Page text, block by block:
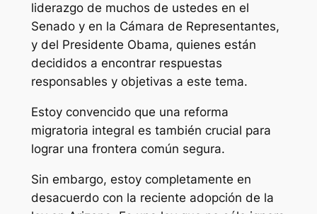
liderazgo de muchos de ustedes en el
Senado y en la Cámara de Representantes,
y del Presidente Obama, quienes están
decididos a encontrar respuestas
responsables y objetivas a este tema.
Estoy convencido que una reforma
migratoria integral es también crucial para
lograr una frontera común segura.
Sin embargo, estoy completamente en
desacuerdo con la reciente adopción de la